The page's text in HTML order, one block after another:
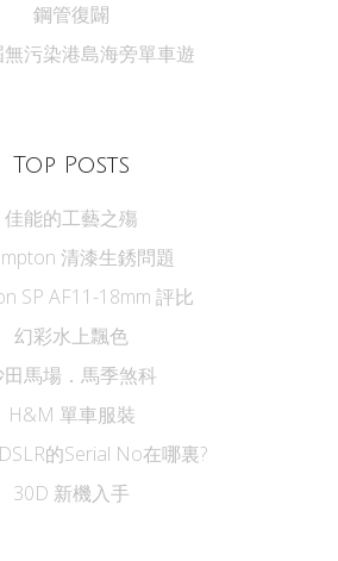
鋼管復闢
污染港島海旁單車遊
Top Posts
佳能的工藝之殤
清漆生銹問題
SP AF11-18mm 評比
幻彩水上飄色
田馬場．馬季煞科
H&M 單車服裝
的Serial No在哪裏?
30D 新機入手